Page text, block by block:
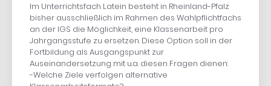
Im Unterrichtsfach Latein besteht in Rheinland-Pfalz
bisher ausschließlich im Rahmen des Wahlpflichtfachs
an der IGS die Möglichkeit, eine Klassenarbeit pro
Jahrgangsstufe zu ersetzen. Diese Option soll in der
Fortbildung als Ausgangspunkt zur
Auseinandersetzung mit u.a. diesen Fragen dienen:
-Welche Ziele verfolgen alternative